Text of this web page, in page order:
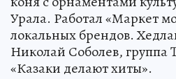
Урала. Работал «Маркет
локальных брендов.
Николай Соболев, группа
«Казаки делают хиты».